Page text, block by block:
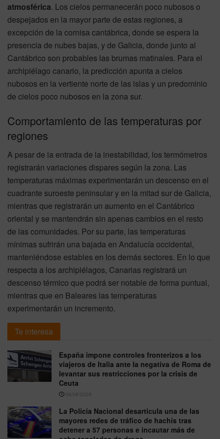
atmosférica. Los cielos permanecerán poco nubosos o
despejados en la mayor parte de estas regiones, a
excepción de la cornisa cantábrica, donde se espera la
presencia de nubes bajas, y de Galicia, donde junto al
Cantábrico son probables las brumas matinales. Para el
archipiélago canario, la predicción apunta a cielos
nubosos en la vertiente norte de las islas y un predominio
de cielos poco nubosos en la zona sur.
Comportamiento de las temperaturas por
regiones
A pesar de la entrada de la inestabilidad, los termómetros
registrarán variaciones dispares según la zona. Las
temperaturas máximas experimentarán un descenso en el
cuadrante suroeste peninsular y en la mitad sur de Galicia,
mientras que registrarán un aumento en el Cantábrico
oriental y se mantendrán sin apenas cambios en el resto
de las comunidades. Por su parte, las temperaturas
mínimas sufrirán una bajada en Andalucía occidental,
manteniéndose estables en los demás sectores. En lo que
respecta a los archipiélagos, Canarias registrará un
descenso térmico que podrá ser notable de forma puntual,
mientras que en Baleares las temperaturas
experimentarán un incremento.
Te interesa
España impone controles fronterizos a los
viajeros de Italia ante la negativa de Roma de
levantar sus restricciones por la crisis de
Ceuta
08/08/2026
La Policía Nacional desarticula una de las
mayores redes de tráfico de hachís tras
detener a 57 personas e incautar más de